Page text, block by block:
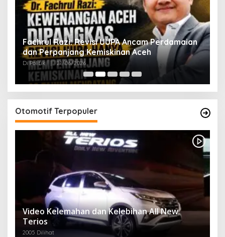
Fachrul Razi: Revisi UUPA Ancam Perdamaian
dan Perpanjang Kemiskinan Aceh
Di Politik 21/06/2026
Otomotif Terpopuler
Video Kelemahan dan Kelebihan All New
Terios
2005 Dilihat